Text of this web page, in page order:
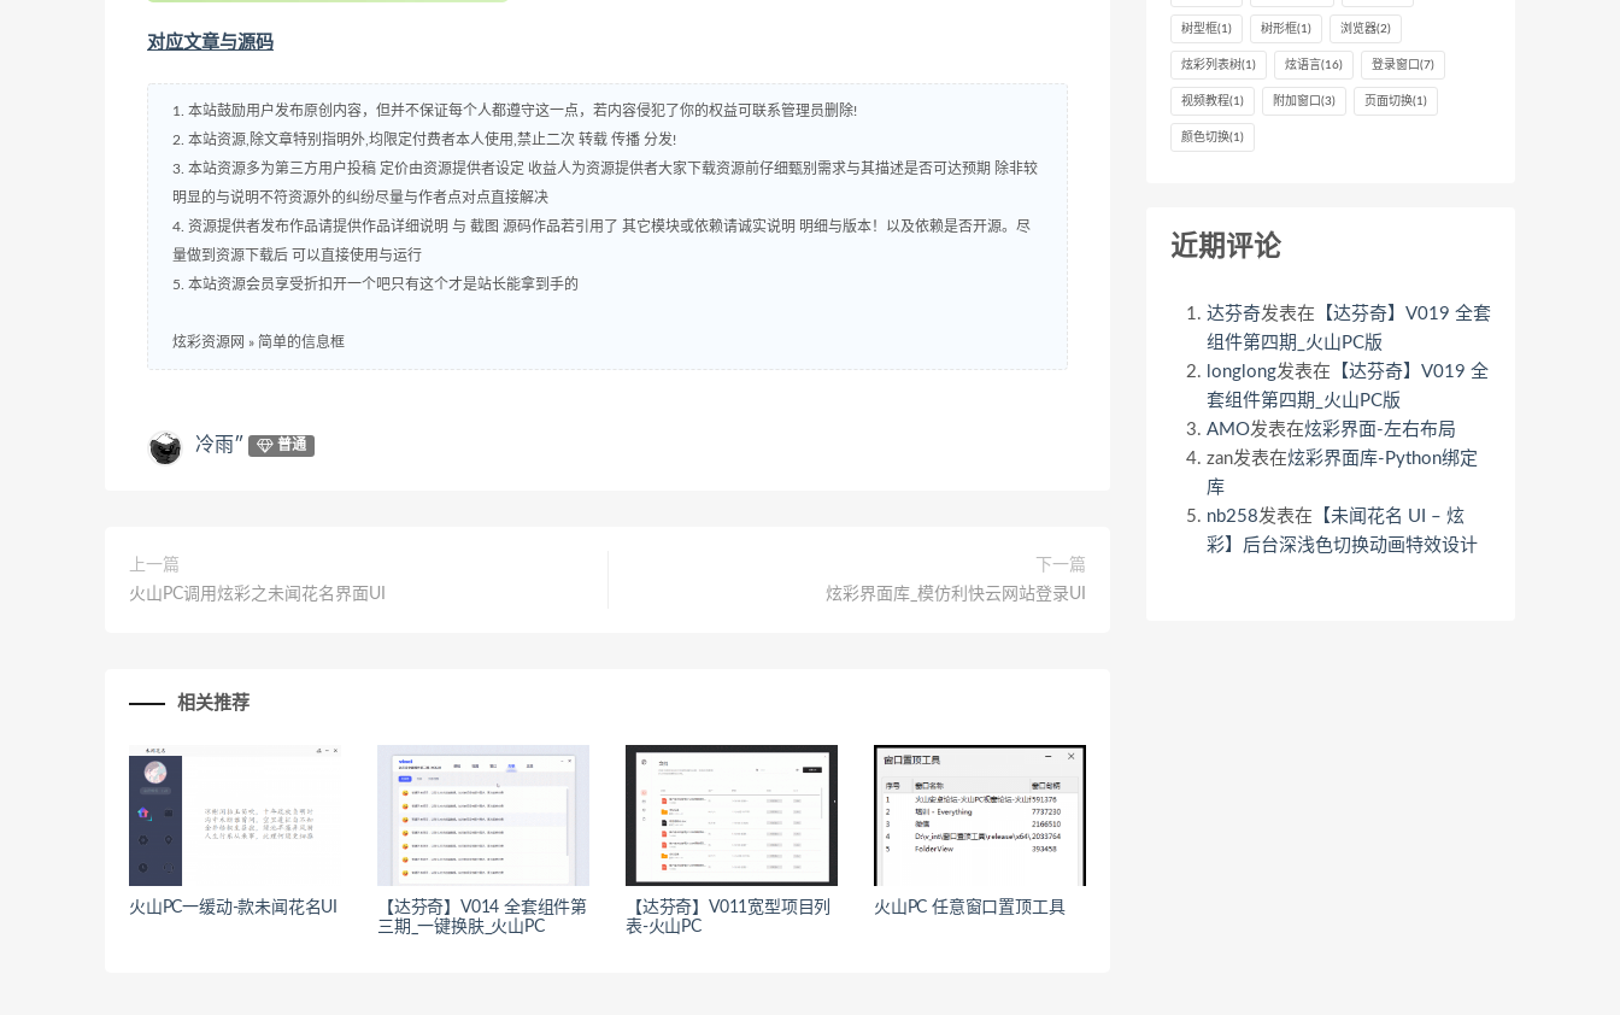
对应文章与源码
1. 本站鼓励用户发布原创内容，但并不保证每个人都遵守这一点，若内容侵犯了你的权益可联系管理员删除!
2. 本站资源,除文章特别指明外,均限定付费者本人使用,禁止二次 转载 传播 分发!
3. 本站资源多为第三方用户投稿 定价由资源提供者设定 收益人为资源提供者大家下载资源前仔细甄别需求与其描述是否可达预期 除非较
明显的与说明不符资源外的纠纷尽量与作者点对点直接解决
4. 资源提供者发布作品请提供作品详细说明 与 截图 源码作品若引用了 其它模块或依赖请诚实说明 明细与版本！以及依赖是否开源。尽
量做到资源下载后 可以直接使用与运行
5. 本站资源会员享受折扣开一个吧只有这个才是站长能拿到手的
炫彩资源网 » 简单的信息框
冷雨″ 普通
上一篇
火山PC调用炫彩之未闻花名界面UI
下一篇
炫彩界面库_模仿利快云网站登录UI
相关推荐
火山PC一缓动-款未闻花名UI
【达芬奇】V014 全套组件第
三期_一键换肤_火山PC
【达芬奇】V011宽型项目列
表-火山PC
火山PC 任意窗口置顶工具
树型框(1) 树形框(1) 浏览器(2)
炫彩列表树(1) 炫语言 (16) 登录窗口 (7)
视频教程(1) 附加窗口 (3) 页面切换(1)
颜色切换(1)
近期评论
达芬奇发表在 【达芬奇】V019 全套
组件第四期_火山PC版
longlong发表在 【达芬奇】V019 全
套组件第四期_火山PC版
AMO发表在炫彩界面-左右布局
zan发表在炫彩界面库-Python绑定
库
nb258发表在 【未闻花名 UI – 炫
彩】后台深浅色切换动画特效设计